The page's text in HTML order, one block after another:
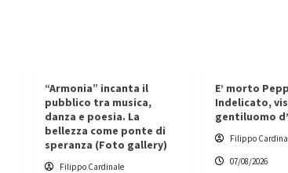
“Armonia” incanta il
pubblico tra musica,
danza e poesia. La
bellezza come ponte di
speranza (Foto gallery)
Filippo Cardinale
E’ morto
Indelicato,
gentiluomo
Filippo
07/08/2026